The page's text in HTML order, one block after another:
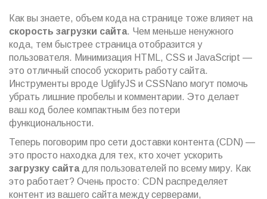
Как вы знаете, объем кода на странице тоже влияет на
скорость загрузки сайта. Чем меньше ненужного
кода, тем быстрее страница отобразится у
пользователя. Минимизация HTML, CSS и JavaScript —
это отличный способ ускорить работу сайта.
Инструменты вроде UglifyJS и CSSNano могут помочь
убрать лишние пробелы и комментарии. Это делает
ваш код более компактным без потери
функциональности.
Теперь поговорим про сети доставки контента (CDN) —
это просто находка для тех, кто хочет ускорить
загрузку сайтадля пользователей по всему миру. Как
это работает? Очень просто: CDN распределяет
контент из вашего сайта между серверами,